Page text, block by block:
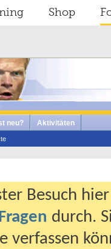
Shop
neu? Aktivitäten
Besuch
durch.
verfassen